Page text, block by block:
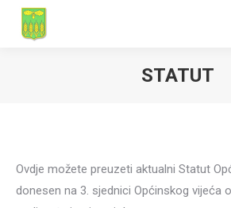
STATUT
Ovdje možete preuzeti aktualni Statut
donesen na 3. sjednici Općinskog vijeća